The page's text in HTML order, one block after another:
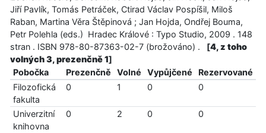
Jiří Pavlík, Tomás Petráček, Ctirad Václav Pospíšil, Miloš
Raban, Martina Věra Štěpinová ; Jan Hojda, Ondřej Bouma,
Petr Polehla (eds.) Hradec Králové : Typo Studio, 2009 . 148
stran . ISBN 978-80-87363-02-7 (brožováno) .
[4, z toho
volných 3, prezenčně 1]
Pobočka
Prezenčně Volné Vypůjčené
Rezervované
Filozofická
fakulta
0 1 0 0
Univerzitní
knihovna
0 2 0 0